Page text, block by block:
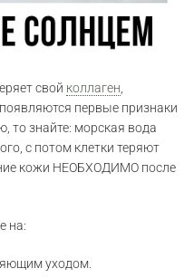
свой коллаген
первые признаки
то знайте: морская вода
с потом клетки теряют
кожи НЕОБХОДИМО после
на:
уходом.